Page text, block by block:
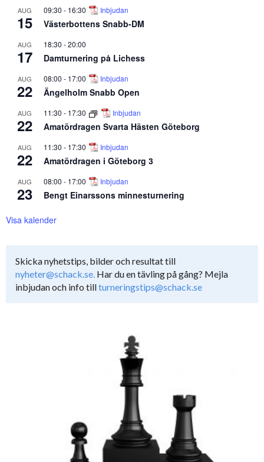
AUG
15
09:30 - 16:30 Inbjudan
Västerbottens Snabb-DM
AUG
17
18:30 -20:00
Damturnering på Lichess
AUG
22
08:00 - 17:00 Inbjudan
Ängelholm Snabb Open
AUG
22
11:30 - 17:30 Inbjudan
Amatördragen Svarta Hästen Göteborg
AUG
22
11:30 - 17:30 Inbjudan
Amatördragen i Göteborg 3
AUG
23
08:00 - 17:00 Inbjudan
Bengt Einarssons minnesturnering
Visa kalender
Skicka nyhetstips, bilder och resultat till
nyheter@schack.se. Har du en tävling på gång? Mejla
inbjudan och info tillturneringstips@schack.se